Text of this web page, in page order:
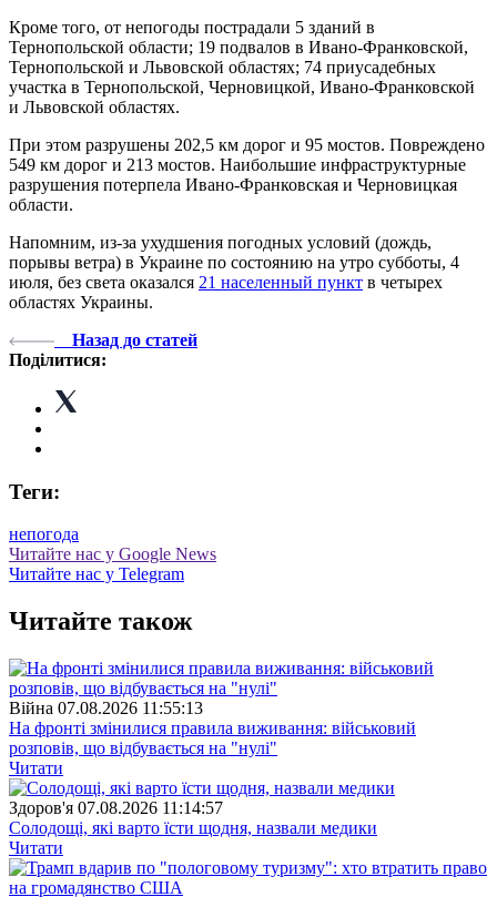
Кроме того, от непогоды пострадали 5 зданий в
Тернопольской области; 19 подвалов в Ивано-Франковской,
Тернопольской и Львовской областях; 74 приусадебных
участка в Тернопольской, Черновицкой, Ивано-Франковской
и Львовской областях.
При этом разрушены 202,5 ​​км дорог и 95 мостов. Повреждено
549 км дорог и 213 мостов. Наибольшие инфраструктурные
разрушения потерпела Ивано-Франковская и Черновицкая
области.
Напомним, из-за ухудшения погодных условий (дождь,
порывы ветра) в Украине по состоянию на утро субботы, 4
июля, без света оказался 21 населенный пункт в четырех
областях Украины.
Назад до статей
Поділитися:
Теги:
непогода
Читайте нас у Google News
Читайте нас у Telegram
Читайте також
Війна 07.08.2026 11:55:13
На фронті змінилися правила виживання: військовий
розповів, що відбувається на "нулі"
Читати
Здоров'я 07.08.2026 11:14:57
Солодощі, які варто їсти щодня, назвали медики
Читати